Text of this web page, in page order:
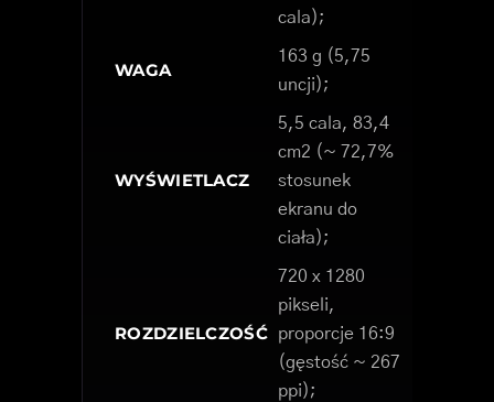
cala);
WAGA
163 g (5,75
uncji);
WYŚWIETLACZ
5,5 cala, 83,4
cm2 (~ 72,7%
stosunek
ekranu do
ciała);
ROZDZIELCZOŚĆ
720 x 1280
pikseli,
proporcje 16:9
(gęstość ~ 267
ppi);